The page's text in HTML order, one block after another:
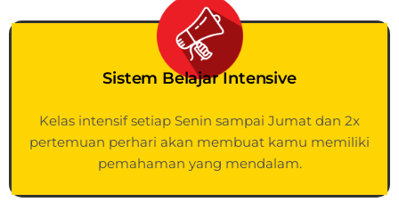
Sistem Belajar Intensive
Kelas intensif setiap Senin sampai Jumat dan 2x
pertemuan perhari akan membuat kamu memiliki
pemahaman yang mendalam.